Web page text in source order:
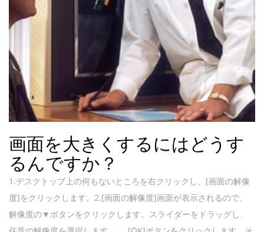
画面を大きくするにはどうす
るんですか？
1.デスクトップ上の何もないところを右クリックし、[画面の解像
度]をクリックします。2.[画面の解像度]画面が表示されるので、
解像度の▼ボタンをクリックします。スライダーをドラッグし、